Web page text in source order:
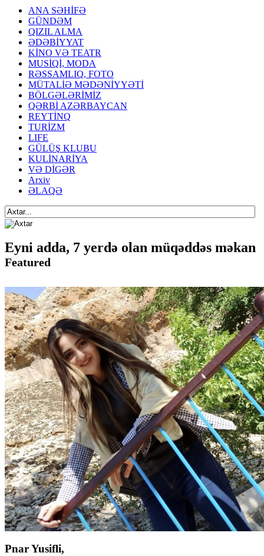
ANA SƏHİFƏ
GÜNDƏM
QIZIL ALMA
ƏDƏBİYYAT
KİNO VƏ TEATR
MUSİQİ, MODA
RƏSSAMLIQ, FOTO
MÜTALİƏ MƏDƏNİYYƏTİ
BÖLGƏLƏRİMİZ
QƏRBİ AZƏRBAYCAN
REYTİNQ
TURİZM
LIFE
GÜLÜŞ KLUBU
KULİNARİYA
VƏ DİGƏR
Arxiv
ƏLAQƏ
Eyni adda, 7 yerdə olan müqəddəs məkan
Featured
Pnar Yusifli,